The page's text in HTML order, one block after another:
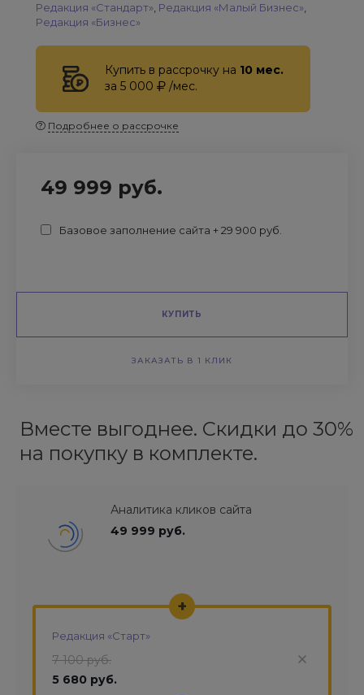
Редакция «Стандарт» Редакция «Малый Бизнес»
Редакция «Бизнес»
Купить в рассрочку на 10 мес.
за 5 000
/мес.
Подробнее о рассрочке
49 999 руб.
Базовое заполнение сайта + 29 900 руб.
КУПИТЬ
ЗАКАЗАТЬ В 1 КЛИК
Вместе выгоднее. Скидки до 30%
на покупку в комплекте.
Аналитика кликов сайта
49 999 руб.
Редакция «Старт»
7 100 руб.
5 680 руб.
+